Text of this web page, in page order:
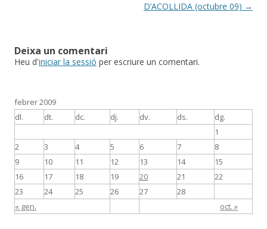
D’ACOLLIDA (octubre 09) →
Deixa un comentari
Heu d'iniciar la sessió per escriure un comentari.
febrer 2009
dl.
dt. dc. dj. dv. ds. dg.
« gen. oct. »
1
2
3 4 5 6 7
8
9
10 11 12 13 14
15
16
17 18 19 20 21
22
23
24 25 26 27 28